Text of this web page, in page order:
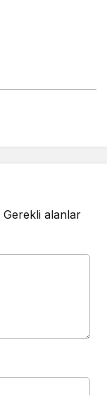
Gerekli alanlar